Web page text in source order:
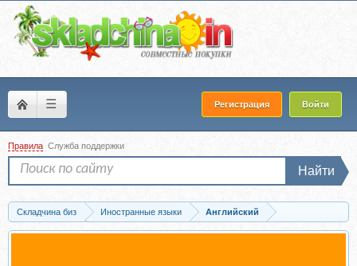
☰ Регистрация Войти
Правила Служба поддержки
Найти
Складчина биз Иностранные языки
Английский
Скачать Разговорный английский (Татьяна Трофименко)